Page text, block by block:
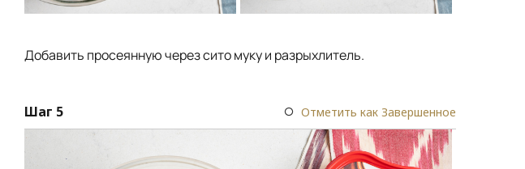
Добавить просеянную через сито муку и разрыхлитель.
Шаг 5 Отметить как Завершенное